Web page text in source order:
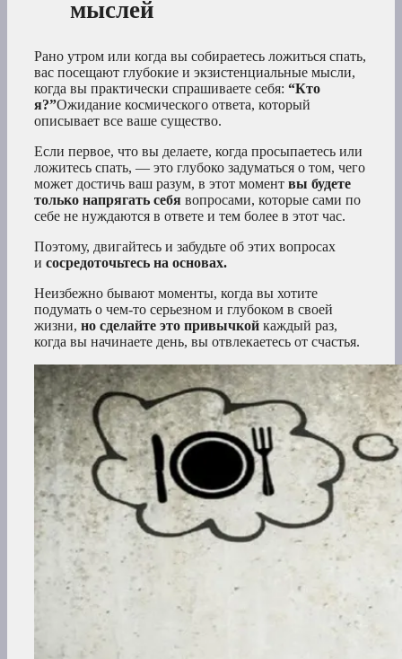
мыслей
Рано утром или когда вы собираетесь ложиться спать,
вас посещают глубокие и экзистенциальные мысли,
когда вы практически спрашиваете себя: “Кто
я?”Ожидание космического ответа, который
описывает все ваше существо.
Если первое, что вы делаете, когда просыпаетесь или
ложитесь спать, — это глубоко задуматься о том, чего
может достичь ваш разум, в этот момент вы будете
только напрягать себя вопросами, которые сами по
себе не нуждаются в ответе и тем более в этот час.
Поэтому, двигайтесь и забудьте об этих вопросах
и сосредоточьтесь на основах.
Неизбежно бывают моменты, когда вы хотите
подумать о чем-то серьезном и глубоком в своей
жизни, но сделайте это привычкой каждый раз,
когда вы начинаете день, вы отвлекаетесь от счастья.